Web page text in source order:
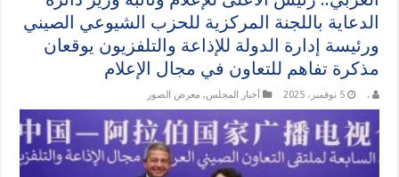
الدعاية باللجنة المركزية للحزب الشيوعي الصيني
ورئيسة إدارة الدولة للإذاعة والتلفزيون يوقعان
مذكرة تفاهم للتعاون في مجال الإعلام
. 5 نوفمبر، 2025 أخبار المجلس, معرض الصور